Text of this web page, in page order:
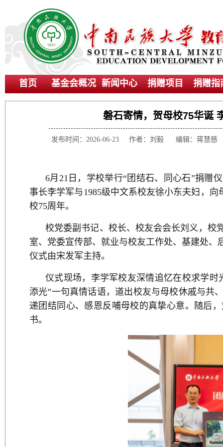
首页 基金会概况 新闻中心 捐赠项目 捐赠指
磐石寄情，贺母校75华诞
发布时间：2026-06-23 作者：刘毅 编辑：蒋慧
6月21日，学校举行“团结石、同心石”捐赠
事长李学军与1985级中文系校友徐小东夫妇，
校75周年。
校党委副书记、校长、校友会会长刘义，校
室、党委宣传部、就业与校友工作处、基建处
仪式由宋发军主持。
仪式现场，李学军校友深情追忆在校求学
添光”一句真情话语，道出校友与母校休戚与共
递团结同心、感恩反哺母校的真挚心意。随后
书。